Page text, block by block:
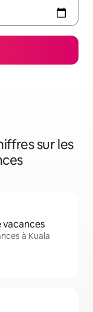
sur les
à Kuala